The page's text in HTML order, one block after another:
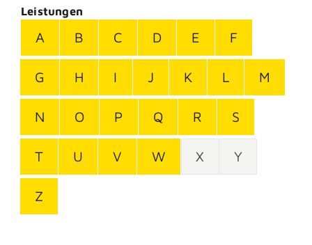
Leistungen
A B C D E F
G H I J K L M
N O P Q R S
T U V W X Y
Z